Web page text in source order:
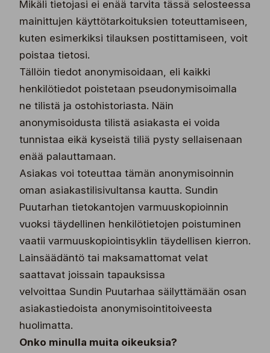
Mikäli tietojasi ei enää tarvita tässä selosteessa
mainittujen käyttötarkoituksien toteuttamiseen,
kuten esimerkiksi tilauksen postittamiseen, voit
poistaa tietosi.
Tällöin tiedot anonymisoidaan, eli kaikki
henkilötiedot poistetaan pseudonymisoimalla
ne tilistä ja ostohistoriasta. Näin
anonymisoidusta tilistä asiakasta ei voida
tunnistaa eikä kyseistä tiliä pysty sellaisenaan
enää palauttamaan.
Asiakas voi toteuttaa tämän anonymisoinnin
oman asiakastilisivultansa kautta. Sundin
Puutarhan tietokantojen varmuuskopioinnin
vuoksi täydellinen henkilötietojen poistuminen
vaatii varmuuskopiointisyklin täydellisen kierron.
Lainsäädäntö tai maksamattomat velat
saattavat joissain tapauksissa
velvoittaa Sundin Puutarhaa säilyttämään osan
asiakastiedoista anonymisointitoiveesta
huolimatta.
Onko minulla muita oikeuksia?